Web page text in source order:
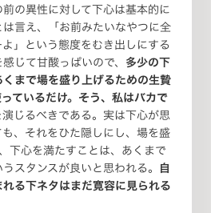
の異性に対して下心は基本的に
言え、「お前みたいなやつに全
」という態度をむき出しにする
じて甘酸っぱいので、 多少の下
まで場を盛り上げるための生贄
ているだけ。そう、私はバカで
じるべきである。実は下心が思
、それをひた隠しにし、場を盛
下心を満たすことは、あくまで
スタンスが良いと思われる。 自
る下ネタはまだ寛容に見られる